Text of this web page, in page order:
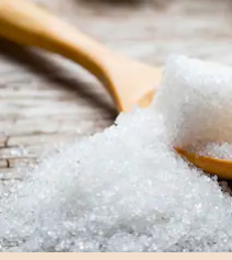
abre en nueva pestaña
México